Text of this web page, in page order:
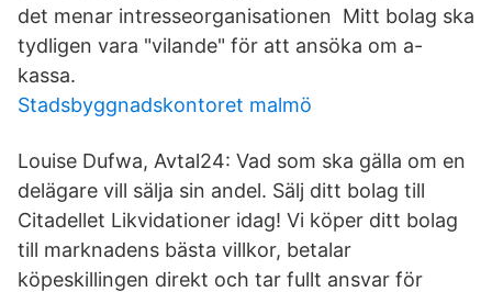
det menar intresseorganisationen Mitt bolag ska
tydligen vara "vilande" för att ansöka om a-
kassa.
Stadsbyggnadskontoret malmö
Louise Dufwa, Avtal24: Vad som ska gälla om en
delägare vill sälja sin andel. Sälj ditt bolag till
Citadellet Likvidationer idag! Vi köper ditt bolag
till marknadens bästa villkor, betalar
köpeskillingen direkt och tar fullt ansvar för